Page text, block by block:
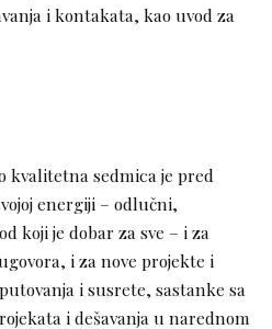
i kontakata, kao uvod za
kvalitetna sedmica je pred
energiji – odlučni,
koji je dobar za sve – i za
i za nove projekte i
i susrete, sastanke sa
i dešavanja u narednom